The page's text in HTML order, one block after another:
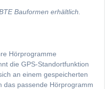
Bauformen erhältlich.
Hörprogramme
die GPS-Standortfunktion
an einem gespeicherten
das passende Hörprogramm